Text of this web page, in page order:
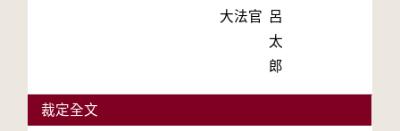
大法官 呂
太
郎
裁定全文